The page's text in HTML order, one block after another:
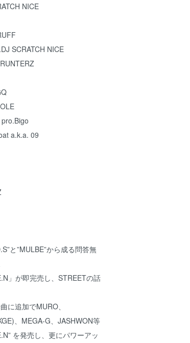
NICE
SCRATCH NICE
a.k.a. 09
と”MULBE”から成る問答無
」が即完売し、STREETの話
に追加でMURO、
、MEGA-G、JASHWON等
を発売し、更にパワーアッ